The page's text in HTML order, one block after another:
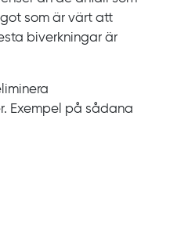
som är värt att
biverkningar är
Exempel på sådana